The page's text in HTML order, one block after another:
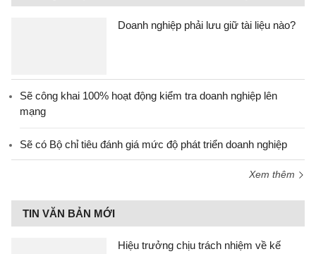
Doanh nghiệp phải lưu giữ tài liệu nào?
Sẽ công khai 100% hoạt động kiểm tra doanh nghiệp lên
mạng
Sẽ có Bộ chỉ tiêu đánh giá mức độ phát triển doanh nghiệp
Xem thêm
TIN VĂN BẢN MỚI
Hiệu trưởng chịu trách nhiệm về kế